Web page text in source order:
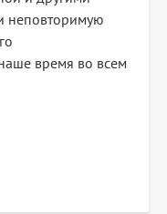
неповторимую
время во всем